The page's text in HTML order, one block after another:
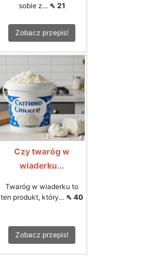
sobie z... ⇖ 21
Zobacz przepis!
Czy twaróg w
wiaderku...
Twaróg w wiaderku to
ten produkt, który... ⇖ 40
Zobacz przepis!